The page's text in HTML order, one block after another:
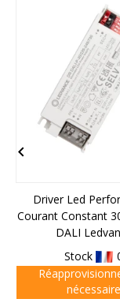
Driver Led
Courant Constant
DALI
Stock
nécessaire
